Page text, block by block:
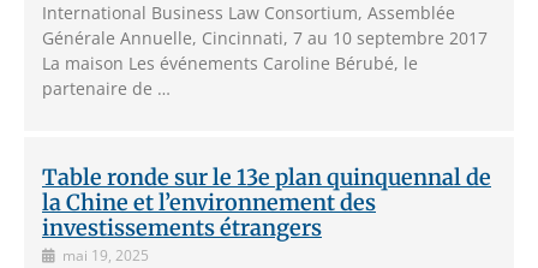
International Business Law Consortium, Assemblée
Générale Annuelle, Cincinnati, 7 au 10 septembre 2017
La maison Les événements Caroline Bérubé, le
partenaire de …
Table ronde sur le 13e plan quinquennal de
la Chine et l’environnement des
investissements étrangers
mai 19, 2025